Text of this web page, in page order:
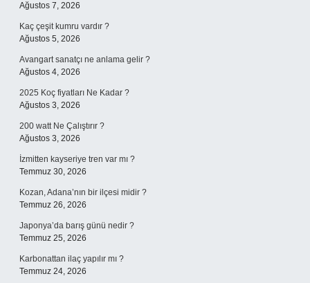
Ağustos 7, 2026
Kaç çeşit kumru vardır ?
Ağustos 5, 2026
Avangart sanatçı ne anlama gelir ?
Ağustos 4, 2026
2025 Koç fiyatları Ne Kadar ?
Ağustos 3, 2026
200 watt Ne Çalıştırır ?
Ağustos 3, 2026
İzmitten kayseriye tren var mı ?
Temmuz 30, 2026
Kozan, Adana’nın bir ilçesi midir ?
Temmuz 26, 2026
Japonya’da barış günü nedir ?
Temmuz 25, 2026
Karbonattan ilaç yapılır mı ?
Temmuz 24, 2026